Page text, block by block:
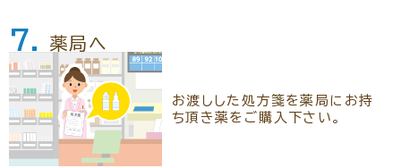
7. 薬局へ
お渡しした処方箋を薬局にお持
ち頂き薬をご購入下さい。